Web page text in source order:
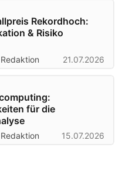
Rekordhoch:
& Risiko
21.07.2026
für die
15.07.2026